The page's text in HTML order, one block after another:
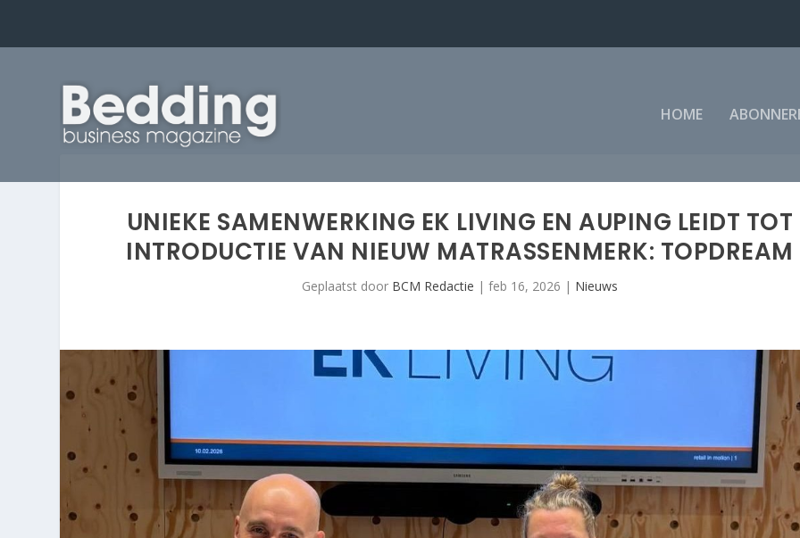
HOME
UNIEKE SAMENWERKING EK LIVING EN AUPING LEIDT TOT
INTRODUCTIE VAN NIEUW MATRASSENMERK: TOPDREAM
Geplaatst door BCM Redactie | feb 16, 2026 | Nieuws